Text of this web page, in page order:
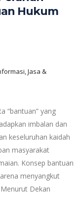
Hukum
Jasa &
“bantuan” yang
imbalan dan
keseluruhan kaidah
masyarakat
Konsep bantuan
menyangkut
Dekan